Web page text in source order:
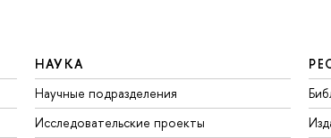
НАУКА
Научные подразделения
Исследовательские проекты